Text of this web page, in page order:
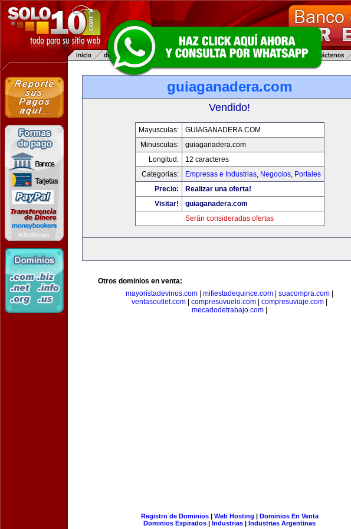
guiaganadera.com
Vendido!
Mayusculas:
GUIAGANADERA.COM
Minusculas:
guiaganadera.com
Longitud:
12 caracteres
Categorias:
Empresas e Industrias, Negocios, Portales
Precio:
Realizar una oferta!
Visitar!
guiaganadera.com
Serán consideradas ofertas
Otros dominios en venta:
mayoristadevinos.com
mifiestadequince.com suacompra.com
ventasoutlet.com
compresuvuelo.com compresuviaje.com
mecadodetrabajo.com
Registro de Dominios| Web Hosting | Dominios En Venta
Dominios Expirados | Industrias | Industrias Argentinas